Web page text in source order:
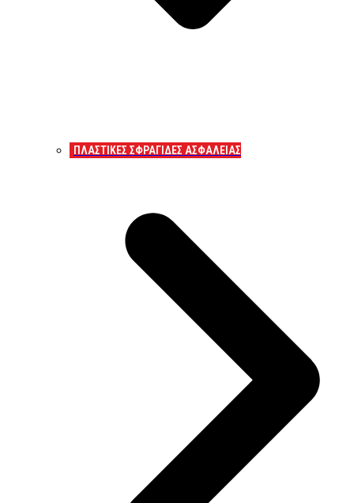
ΠΛΑΣΤΙΚΕΣ ΣΦΡΑΓΙΔΕΣ ΑΣΦΑΛΕΙΑΣ